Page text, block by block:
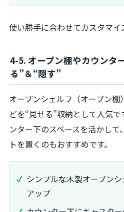
使い勝手に合わせてカスタマイ
4-5. オープン棚やカウンタ
る”＆“隠す”
オープンシェルフ（オープン
どを“見せる”収納として人気
ンター下のスペースを活かし
トを置くのもおすすめです。
シンプルな木製オープン
アップ